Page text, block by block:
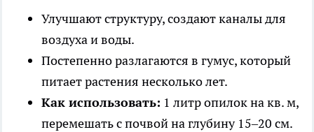
Улучшают структуру, создают каналы для
воздуха и воды.
Постепенно разлагаются в гумус, который
питает растения несколько лет.
Как использовать: 1 литр опилок на кв. м,
перемешать с почвой на глубину 15–20 см.